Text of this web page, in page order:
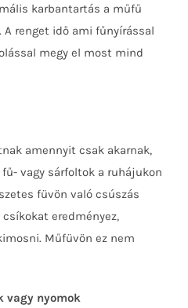
karbantartás a műfű
A renget idő ami fűnyírással
megy el most mind
amennyit csak akarnak,
vagy sárfoltok a ruhájukon
füvön való csúszás
eredményez,
Műfüvön ez nem
vagy nyomok